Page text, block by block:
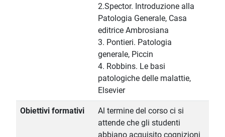
2.Spector. Introduzione alla
Patologia Generale, Casa
editrice Ambrosiana
3. Pontieri. Patologia
generale, Piccin
4. Robbins. Le basi
patologiche delle malattie,
Elsevier
Obiettivi formativi
Al termine del corso ci si
attende che gli studenti
abbiano acquisito cognizioni